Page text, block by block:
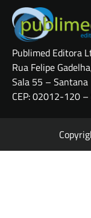
Publimed Editora
Rua Felipe
Sala 55 – Santana
CEP: 02012-120